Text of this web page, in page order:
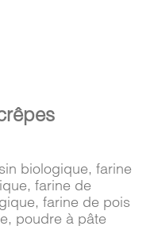
biologique, farine
farine de
farine de pois
poudre à pâte